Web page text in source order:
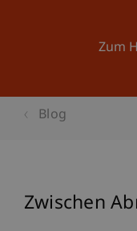
Zum
Blog
Zwischen